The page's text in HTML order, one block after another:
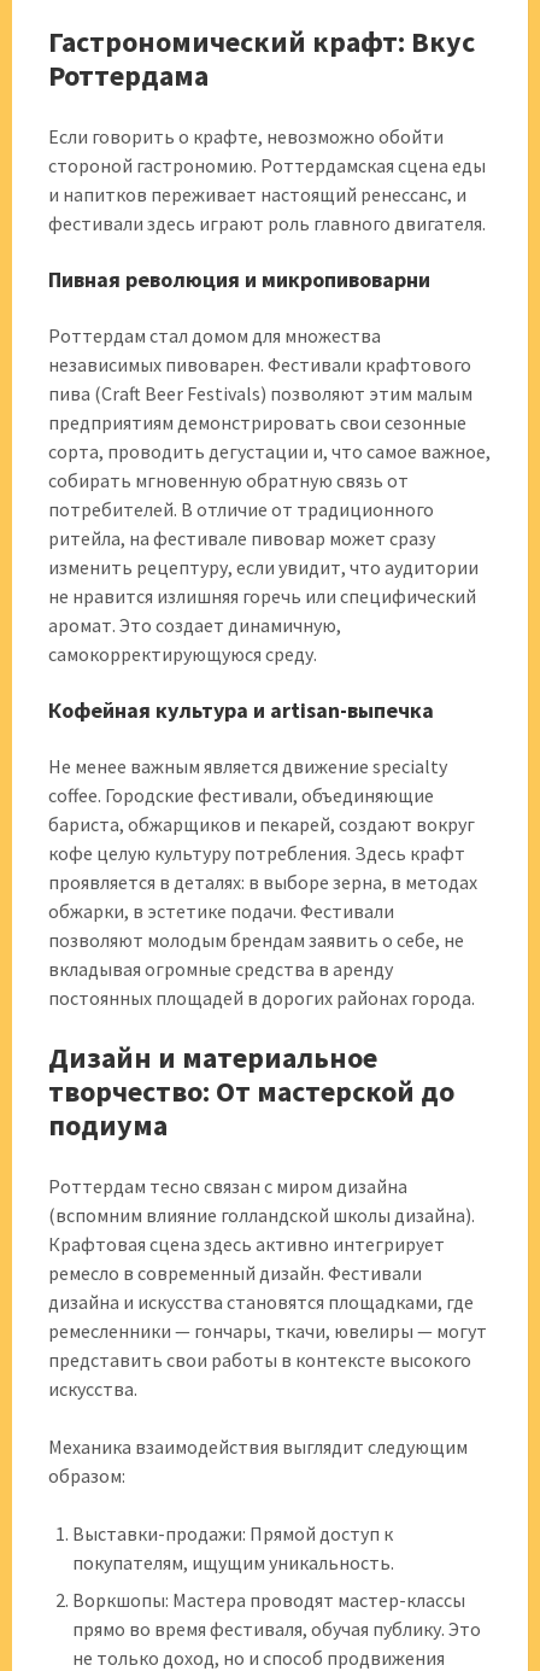
Гастрономический крафт: Вкус
Роттердама
Если говорить о крафте, невозможно обойти
стороной гастрономию. Роттердамская сцена еды
и напитков переживает настоящий ренессанс, и
фестивали здесь играют роль главного двигателя.
Пивная революция и микропивоварни
Роттердам стал домом для множества
независимых пивоварен. Фестивали крафтового
пива (Craft Beer Festivals) позволяют этим малым
предприятиям демонстрировать свои сезонные
сорта, проводить дегустации и, что самое важное,
собирать мгновенную обратную связь от
потребителей. В отличие от традиционного
ритейла, на фестивале пивовар может сразу
изменить рецептуру, если увидит, что аудитории
не нравится излишняя горечь или специфический
аромат. Это создает динамичную,
самокорректирующуюся среду.
Кофейная культура и artisan-выпечка
Не менее важным является движение specialty
coffee. Городские фестивали, объединяющие
бариста, обжарщиков и пекарей, создают вокруг
кофе целую культуру потребления. Здесь крафт
проявляется в деталях: в выборе зерна, в методах
обжарки, в эстетике подачи. Фестивали
позволяют молодым брендам заявить о себе, не
вкладывая огромные средства в аренду
постоянных площадей в дорогих районах города.
Дизайн и материальное
творчество: От мастерской до
подиума
Роттердам тесно связан с миром дизайна
(вспомним влияние голландской школы дизайна).
Крафтовая сцена здесь активно интегрирует
ремесло в современный дизайн. Фестивали
дизайна и искусства становятся площадками, где
ремесленники — гончары, ткачи, ювелиры — могут
представить свои работы в контексте высокого
искусства.
Механика взаимодействия выглядит следующим
образом:
Выставки-продажи: Прямой доступ к
покупателям, ищущим уникальность.
Воркшопы: Мастера проводят мастер-классы
прямо во время фестиваля, обучая публику. Это
не только доход, но и способ продвижения